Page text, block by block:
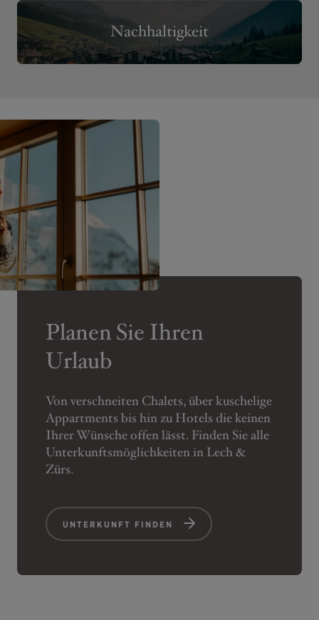
Nachhaltigkeit
Planen Sie Ihren
Urlaub
Von verschneiten Chalets, über kuschelige
Appartments bis hin zu Hotels die keinen
Ihrer Wünsche offen lässt. Finden Sie alle
Unterkunftsmöglichkeiten in Lech &
Zürs.
UNTERKUNFT FINDEN